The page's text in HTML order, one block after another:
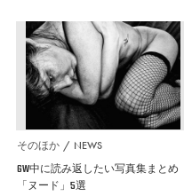
そのほか NEWS
GW中に読み返したい写真集まとめ
「ヌード」5選